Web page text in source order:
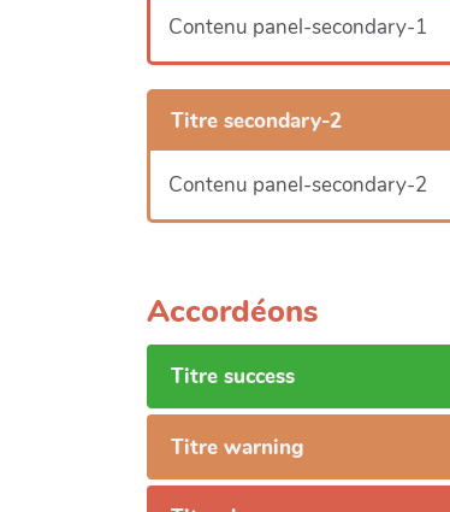
Contenu panel-secondary-1
Titre secondary-2
Contenu panel-secondary-2
Accordéons
Titre success
Titre warning